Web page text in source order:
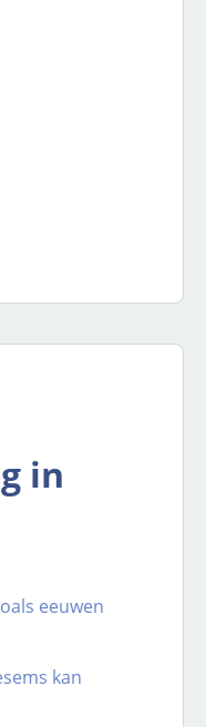
in of
in
eeuwen
kan